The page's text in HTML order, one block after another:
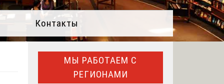
Контакты
МЫ РАБОТАЕМ С
РЕГИОНАМИ